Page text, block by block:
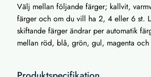
Välj mellan följande färger; kallvit,
färger och om du vill ha 2, 4 eller 6 st.
skiftande färger ändrar per automatik
mellan röd, blå, grön, gul, magenta och